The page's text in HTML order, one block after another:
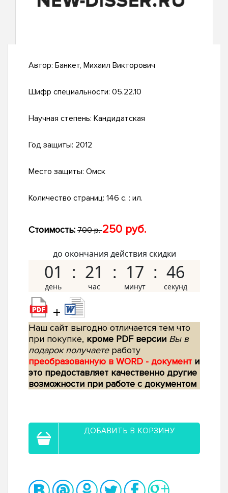
Автор: Банкет, Михаил Викторович
Шифр специальности: 05.22.10
Научная степень: Кандидатская
Год защиты: 2012
Место защиты: Омск
Количество страниц: 146 с. : ил.
Стоимость: 700 р.250 руб.
до окончания действия скидки
01 21 17 45
+
Наш сайт выгодно отличается тем что
при покупке, кроме PDF версии Вы в
подарок получаетеработу
преобразованную в WORD - документ и
это предоставляет качественно другие
возможности при работе с документом
ДОБАВИТЬ В КОРЗИНУ